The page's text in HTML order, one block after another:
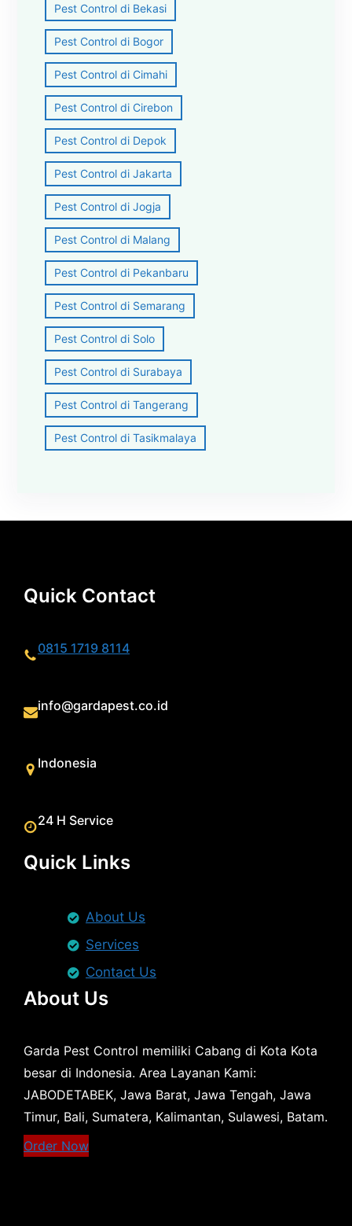
Pest Control di Bekasi
Pest Control di Bogor
Pest Control di Cimahi
Pest Control di Cirebon
Pest Control di Depok
Pest Control di Jakarta
Pest Control di Jogja
Pest Control di Malang
Pest Control di Pekanbaru
Pest Control di Semarang
Pest Control di Solo
Pest Control di Surabaya
Pest Control di Tangerang
Pest Control di Tasikmalaya
Quick Contact
0815 1719 8114
info@gardapest.co.id
Indonesia
24 H Service
Quick Links
About Us
Services
Contact Us
About Us
Garda Pest Control memiliki Cabang di Kota Kota
besar di Indonesia. Area Layanan Kami:
JABODETABEK, Jawa Barat, Jawa Tengah, Jawa
Timur, Bali, Sumatera, Kalimantan, Sulawesi, Batam.
Order Now